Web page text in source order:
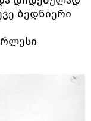
ბედნიერი